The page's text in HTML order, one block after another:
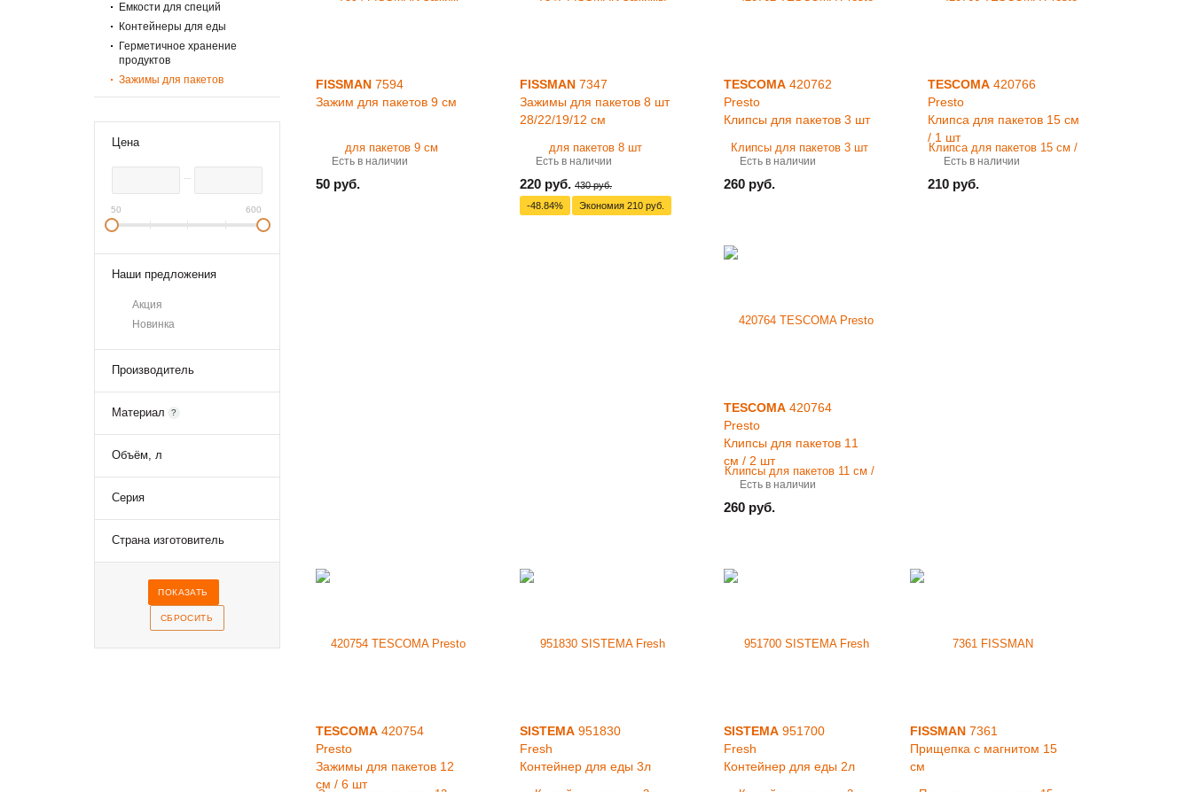
Емкости для специй
Контейнеры для еды
Герметичное хранение
продуктов
Зажимы для пакетов
Цена
50 600
Наши предложения
Акция
Новинка
Производитель
Материал ?
Объём, л
Серия
Страна изготовитель
FISSMAN 7594
Зажим для пакетов 9 см
Есть в наличии
50 руб.
FISSMAN 7347
Зажимы для пакетов 8 шт
28/22/19/12 см
Есть в наличии
220 руб. 430 руб.
-48.84%
Экономия 210 руб.
TESCOMA 420762
Presto
Клипсы для пакетов 3 шт
Есть в наличии
260 руб.
TESCOMA 420766
Presto
Клипса для пакетов 15 см
/ 1 шт
Есть в наличии
210 руб.
TESCOMA 420764
Presto
Клипсы для пакетов 11
см / 2 шт
Есть в наличии
260 руб.
TESCOMA 420754
Presto
Зажимы для пакетов 12
см / 6 шт
SISTEMA 951830
Fresh
Контейнер для еды 3л
SISTEMA 951700
Fresh
Контейнер для еды 2л
FISSMAN 7361
Прищепка с магнитом 15
см